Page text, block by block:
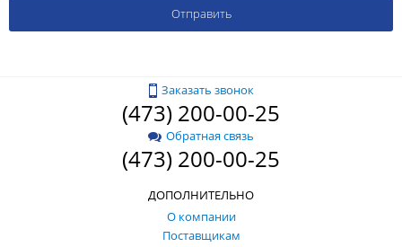
Заказать звонок
(473) 200-00-25
Обратная связь
(473) 200-00-25
ДОПОЛНИТЕЛЬНО
О компании
Поставщикам